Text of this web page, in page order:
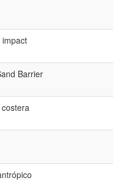
impact
Barrier